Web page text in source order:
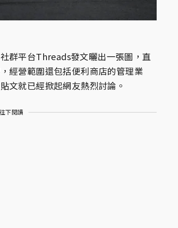
群平台Threads發文曬出一張圖，直
經營範圍還包括便利商店的管理業
文就已經掀起網友熱烈討論。
下閱讀